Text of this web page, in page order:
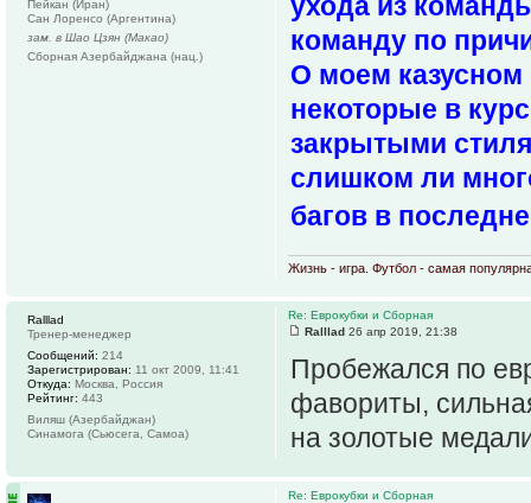
команду по
О моем казусном
некоторые в
закрытыми
слишком ли
багов в
Жизнь - игра. Футбол - самая
Пейкан (Иран)
Сан Лоренсо (Аргентина)
зам. в Шао Цзян (Макао)
Сборная Азербайджана (нац.)
Re: Еврокубки и Сборная
Ralllad 26 апр 2019, 21:38
Пробежался по
фавориты,
на золотые
Ralllad
Тренер-менеджер
Сообщений: 214
Зарегистрирован: 11 окт 2009, 11:41
Откуда: Москва, Россия
Рейтинг: 443
Виляш (Азербайджан)
Синамога (Сьюсега, Самоа)
Re: Еврокубки и Сборная